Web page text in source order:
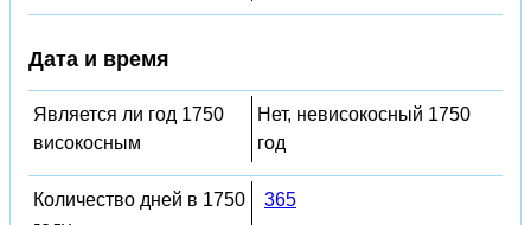
Дата и время
Является ли год 1750
високосным
Нет, невисокосный 1750
год
Количество дней в 1750
365